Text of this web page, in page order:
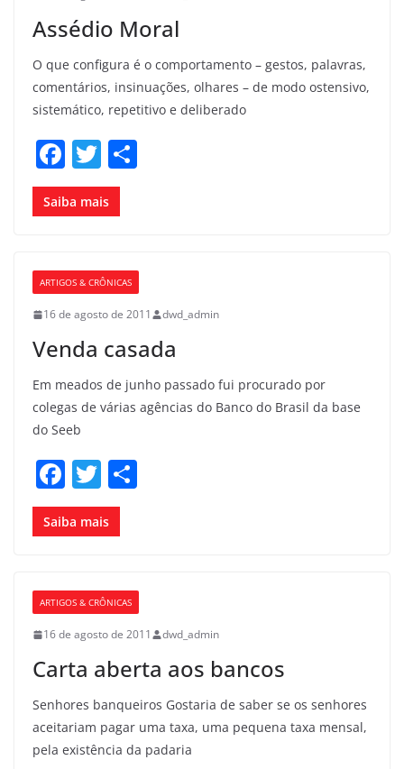
k
Assédio Moral
O que configura é o comportamento – gestos, palavras,
comentários, insinuações, olhares – de modo ostensivo,
sistemático, repetitivo e deliberado
F
a
c
b
o
o
k
T
w
itt
Saiba mais
ARTIGOS & CRÔNICAS
16 de agosto de 2011 dwd_admin
Venda casada
Em meados de junho passado fui procurado por
colegas de várias agências do Banco do Brasil da base
do Seeb
F
a
c
b
o
o
k
T
w
itt
Saiba mais
ARTIGOS & CRÔNICAS
16 de agosto de 2011 dwd_admin
Carta aberta aos bancos
Senhores banqueiros Gostaria de saber se os senhores
aceitariam pagar uma taxa, uma pequena taxa mensal,
pela existência da padaria